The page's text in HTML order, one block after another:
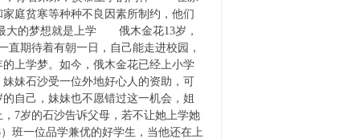
庭贫寒等种种不良因素所制约，他们
梦想就是上学 俄木金花13岁，
期待着有朝一日，自己能走进校园，
上学梦。如今，俄木金花已经上小学
妹石沙受一位外地好心人的资助，可
自己，妹妹也不愿错过这一机会，姐
7岁的石沙告诉父母，若不让她上学她
一位品学兼优的好学生，当他还在上